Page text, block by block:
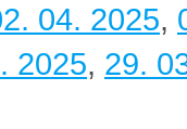
04. 2025,
2025, 29.